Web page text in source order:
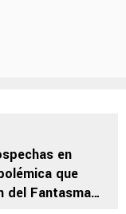
en
que
del Fantasma